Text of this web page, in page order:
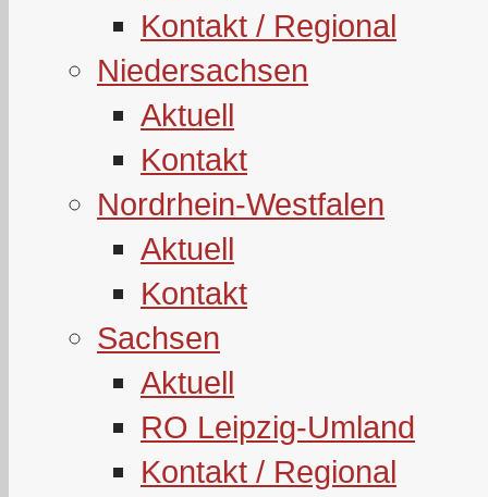
Kontakt / Regional
Niedersachsen
Aktuell
Kontakt
Nordrhein-Westfalen
Aktuell
Kontakt
Sachsen
Aktuell
RO Leipzig-Umland
Kontakt / Regional